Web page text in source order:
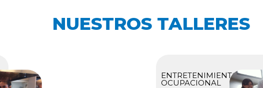
NUESTROS TALLERES
ENTRETENIMIENTO
OCUPACIONAL